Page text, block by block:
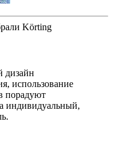
Körting
дизайн
использование
порадуют
индивидуальный,